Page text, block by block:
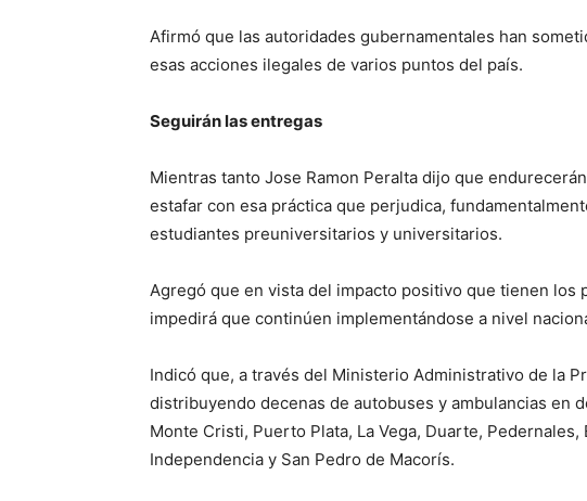
Afirmó que las autoridades gubernamentales han
esas acciones ilegales de varios puntos del país.
Seguirán las entregas
Mientras tanto Jose Ramon Peralta dijo que
estafar con esa práctica que perjudica,
estudiantes preuniversitarios y universitarios.
Agregó que en vista del impacto positivo que tienen los
impedirá que continúen implementándose a nivel
Indicó que, a través del Ministerio Administrativo de la
distribuyendo decenas de autobuses y ambulancias en
Monte Cristi, Puerto Plata, La Vega, Duarte, Pedernales,
Independencia y San Pedro de Macorís.